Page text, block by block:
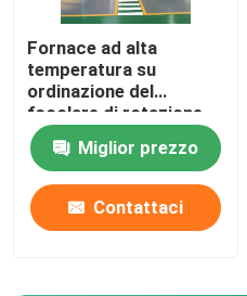
fornace di vuoto
forno del focolare del rullo
Fornace ad alta
temperatura su
ordinazione del
focolare di rotazione
del cavo di resistenza
per la sinterizzazione
dei materiali della
batteria al litio
Miglior prezzo
Contattaci